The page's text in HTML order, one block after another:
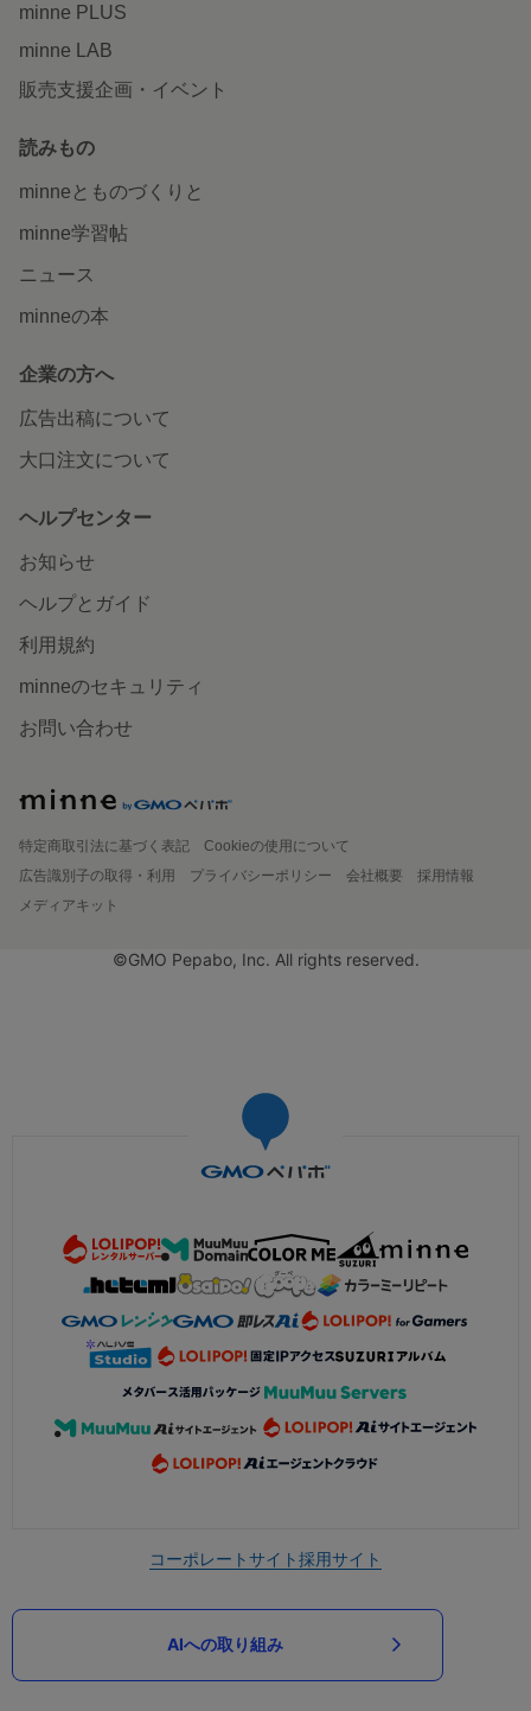
minne PLUS
minne LAB
販売支援企画・イベント
読みもの
minneとものづくりと
minne学習帖
ニュース
minneの本
企業の方へ
広告出稿について
大口注文について
ヘルプセンター
お知らせ
ヘルプとガイド
利用規約
minneのセキュリティ
お問い合わせ
特定商取引法に基づく表記
Cookieの使用について
広告識別子の取得・利用
プライバシーポリシー 会社概要
採用情報
メディアキット
©GMO Pepabo, Inc. All rights reserved.
コーポレートサイト採用サイト
AIへの取り組み